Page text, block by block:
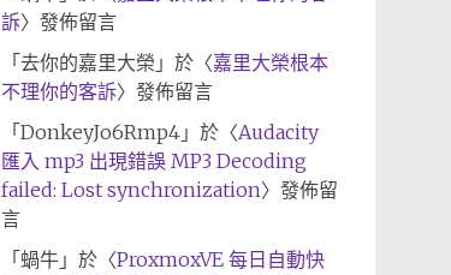
訴〉發佈留言
「 去你的嘉里大榮 」於〈嘉里大榮根本
不理你的客訴〉發佈留言
「 DonkeyJo6Rmp4」於〈Audacity
匯入 mp3 出現錯誤 MP3 Decoding
failed: Lost synchronization〉發佈留
言
「 蝸牛」於〈ProxmoxVE 每日自動快